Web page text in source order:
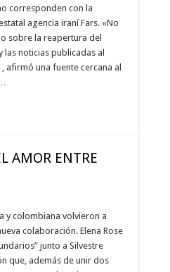
corresponden con la
agencia iraní Fars. «No
sobre la reapertura del
las noticias publicadas al
afirmó una fuente cercana al
AMOR ENTRE
y colombiana volvieron a
colaboración. Elena Rose
junto a Silvestre
que, además de unir dos